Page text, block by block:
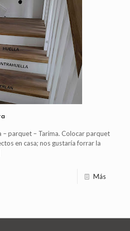
– parquet – Tarima. Colocar parquet
en casa; nos gustaría forrar la
Más